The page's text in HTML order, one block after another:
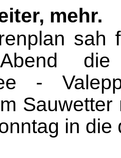
mehr.
sah
-
in